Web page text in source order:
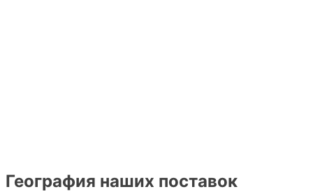
География наших поставок